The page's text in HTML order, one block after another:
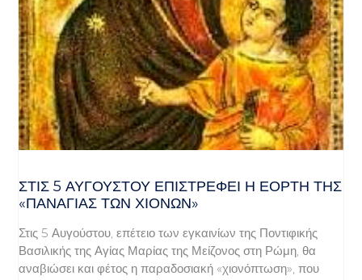
ΣΤΙΣ 5 ΑΥΓΟΎΣΤΟΥ ΕΠΙΣΤΡΈΦΕΙ Η ΕΟΡΤΉ ΤΗΣ
«ΠΑΝΑΓΊΑΣ ΤΩΝ ΧΙΌΝΩΝ»
Στις 5 Αυγούστου, επέτειο των εγκαινίων της Ποντιφικής
Βασιλικής της Αγίας Μαρίας της Μείζονος στη Ρώμη, θα
αναβιώσει και φέτος η παραδοσιακή «χιονόπτωση», που